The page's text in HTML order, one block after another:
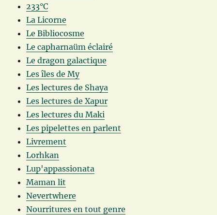
233°C
La Licorne
Le Bibliocosme
Le capharnaüm éclairé
Le dragon galactique
Les îles de My
Les lectures de Shaya
Les lectures de Xapur
Les lectures du Maki
Les pipelettes en parlent
Livrement
Lorhkan
Lup'appassionata
Maman lit
Nevertwhere
Nourritures en tout genre